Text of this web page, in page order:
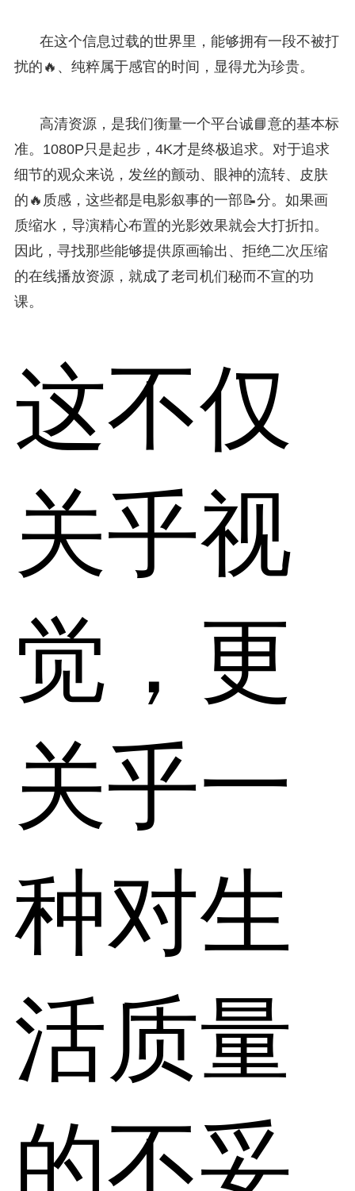
在这个信息过载的世界里，能够拥有一段不被打
扰的🔥、纯粹属于感官的时间，显得尤为珍贵。
高清资源，是我们衡量一个平台诚📘意的基本标
准。1080P只是起步，4K才是终极追求。对于追求
细节的观众来说，发丝的颤动、眼神的流转、皮肤
的🔥质感，这些都是电影叙事的一部📝分。如果画
质缩水，导演精心布置的光影效果就会大打折扣。
因此，寻找那些能够提供原画输出、拒绝二次压缩
的在线播放资源，就成了老司机们秘而不宣的功
课。
这不仅
关乎视
觉，更
关乎一
种对生
活质量
的不妥